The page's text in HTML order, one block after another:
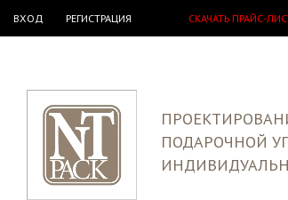
ВХОД РЕГИСТРАЦИЯ СКАЧАТЬ ПРАЙС-
ПОДАРОЧНОЙ